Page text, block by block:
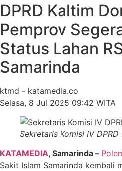
DPRD Kaltim
Pemprov
Status Lahan
Samarinda
ktmd - katamedia.co
Selasa, 8 Jul 2025 09:42 WITA
Sekretaris Komisi IV DPRD
KATAMEDIA, Samarinda –
Sakit Islam Samarinda kembali